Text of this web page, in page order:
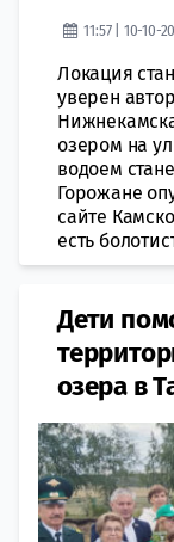
11:57 | 10-10-
Локация
уверен
озером на
водоем
Горожане
сайте
есть
Дети
озера в